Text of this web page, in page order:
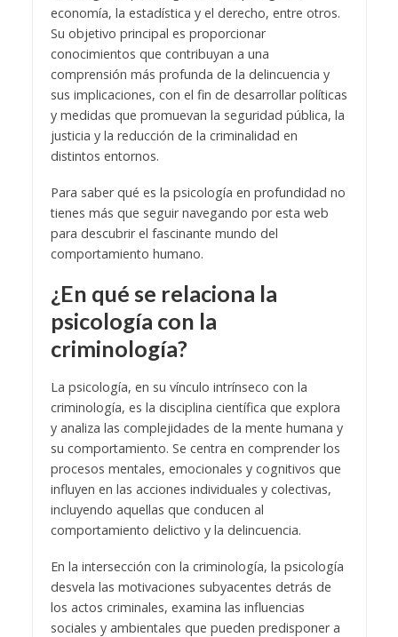
economía, la estadística y el derecho, entre otros.
Su objetivo principal es proporcionar
conocimientos que contribuyan a una
comprensión más profunda de la delincuencia y
sus implicaciones, con el fin de desarrollar políticas
y medidas que promuevan la seguridad pública, la
justicia y la reducción de la criminalidad en
distintos entornos.
Para saber qué es la psicología en profundidad no
tienes más que seguir navegando por esta web
para descubrir el fascinante mundo del
comportamiento humano.
¿En qué se relaciona la
psicología con la
criminología?
La psicología, en su vínculo intrínseco con la
criminología, es la disciplina científica que explora
y analiza las complejidades de la mente humana y
su comportamiento. Se centra en comprender los
procesos mentales, emocionales y cognitivos que
influyen en las acciones individuales y colectivas,
incluyendo aquellas que conducen al
comportamiento delictivo y la delincuencia.
En la intersección con la criminología, la psicología
desvela las motivaciones subyacentes detrás de
los actos criminales, examina las influencias
sociales y ambientales que pueden predisponer a